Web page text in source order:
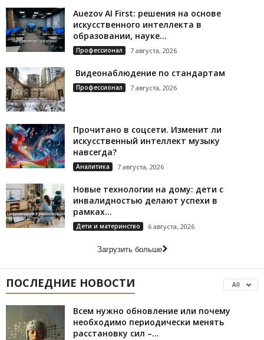
Auezov AI First: решения на основе
искусственного интеллекта в
образовании, науке...
Профессионал 7 августа, 2026
Видеонаблюдение по стандартам
Профессионал 7 августа, 2026
Прочитано в соцсети. Изменит ли
искусственный интеллект музыку
навсегда?
Аналитика 7 августа, 2026
Новые технологии на дому: дети с
инвалидностью делают успехи в
рамках...
Дети и материнство 6 августа, 2026
Загрузить больше
ПОСЛЕДНИЕ НОВОСТИ All
Всем нужно обновление или почему
необходимо периодически менять
расстановку сил –...